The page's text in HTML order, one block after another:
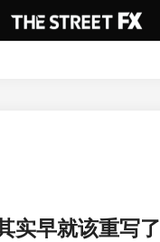
实早就该重写了